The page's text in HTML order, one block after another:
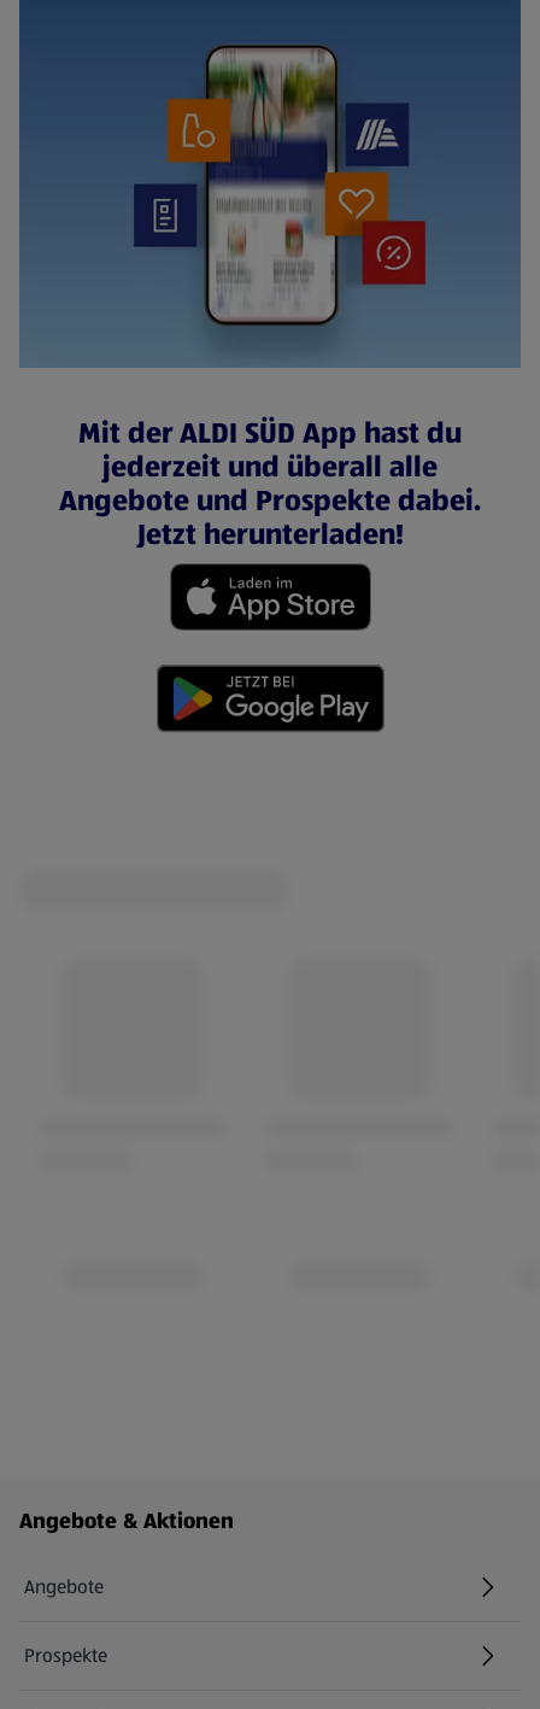
Mit der ALDI SÜD App hast du
jederzeit und überall alle
Angebote und Prospekte dabei.
Jetzt herunterladen!
Fußzeilenmenü - weitere Links
Angebote & Aktionen
Angebote
Prospekte